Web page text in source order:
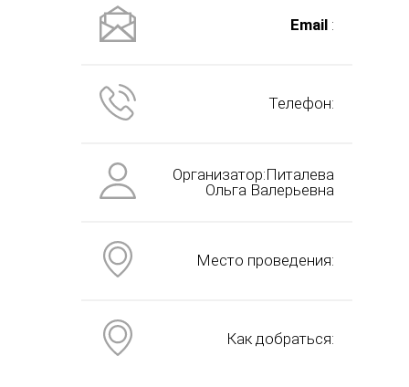
Email :
Телефон:
Организатор:Питалева
Ольга Валерьевна
Место проведения:
Как добраться: